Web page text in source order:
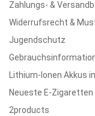
Zahlungs- &
Widerrufsrecht &
Jugendschutz
Lithium-Ionen Akkus
Neueste E-Zigaretten
2products